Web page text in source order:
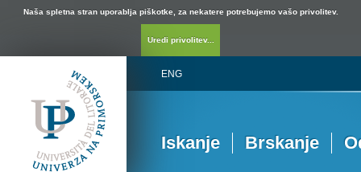
Naša spletna stran uporablja piškotke, za nekatere potrebujemo vašo privolitev.
Uredi privolitev...
ENG
Iskanje Brskanje